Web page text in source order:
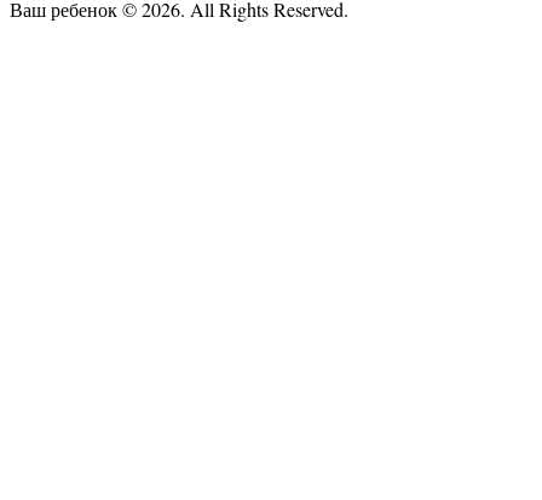
Ваш ребенок © 2026. All Rights Reserved.